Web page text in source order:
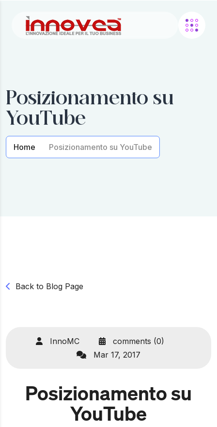
Posizionamento su
YouTube
Home Posizionamento su YouTube
Back to Blog Page
InnoMC
comments (0)
Mar 17, 2017
Posizionamento su
YouTube